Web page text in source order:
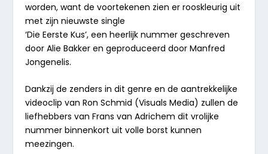
worden, want de voortekenen zien er rooskleurig uit
met zijn nieuwste single
‘Die Eerste Kus’, een heerlijk nummer geschreven
door Alie Bakker en geproduceerd door Manfred
Jongenelis.
Dankzij de zenders in dit genre en de aantrekkelijke
videoclip van Ron Schmid (Visuals Media) zullen de
liefhebbers van Frans van Adrichem dit vrolijke
nummer binnenkort uit volle borst kunnen
meezingen.